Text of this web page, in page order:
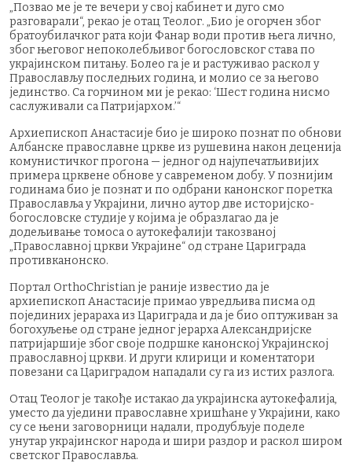
„Позвао ме је те вечери у свој кабинет и дуго смо
разговарали“, рекао је отац Теолог. „Био је огорчен због
братоубилачког рата који Фанар води против њега лично,
због његовог непоколебљивог богословског става по
украјинском питању. Болео га је и растуживао раскол у
Православљу последњих година, и молио се за његово
јединство. Са горчином ми је рекао: ‘Шест година нисмо
саслуживали са Патријархом.’“
Архиепископ Анастасије био је широко познат по обнови
Албанске православне цркве из рушевина након деценија
комунистичког прогона — једног од најупечатљивијих
примера црквене обнове у савременом добу. У познијим
годинама био је познат и по одбрани канонског поретка
Православља у Украјини, лично аутор две историјско-
богословске студије у којима је образлагао да је
додељивање томоса о аутокефалији такозваној
„Православној цркви Украјине“ од стране Цариграда
противканонско.
Портал OrthoChristian је раније известио да је
архиепископ Анастасије примао увредљива писма од
појединих јерараха из Цариграда и да је био оптуживан за
богохуљење од стране једног јерарха Александријске
патријаршије због своје подршке канонској Украјинској
православној цркви. И други клирици и коментатори
повезани са Цариградом нападали су га из истих разлога.
Отац Теолог је такође истакао да украјинска аутокефалија,
уместо да уједини православне хришћане у Украјини, како
су се њени заговорници надали, продубљује поделе
унутар украјинског народа и шири раздор и раскол широм
светског Православља.